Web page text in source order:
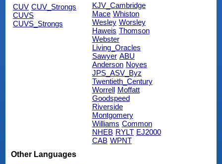
CUV CUV_Strongs
CUVS
CUVS_Strongs
KJV_Cambridge
Mace Whiston
Wesley Worsley
Haweis Thomson
Webster
Living_Oracles
Sawyer ABU
Anderson Noyes
JPS_ASV_Byz
Twentieth_Century
Worrell Moffatt
Goodspeed
Riverside
Montgomery
Williams Common
NHEB RYLT EJ2000
CAB WPNT
Other Languages